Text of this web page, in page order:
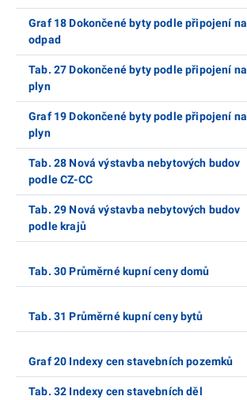
Graf 18 Dokončené byty podle připojení na
odpad
Tab. 27 Dokončené byty podle připojení na
plyn
Graf 19 Dokončené byty podle připojení na
plyn
Tab. 28 Nová výstavba nebytových budov
podle CZ-CC
Tab. 29 Nová výstavba nebytových budov
podle krajů
Tab. 30 Průměrné kupní ceny domů
Tab. 31 Průměrné kupní ceny bytů
Graf 20 Indexy cen stavebních pozemků
Tab. 32 Indexy cen stavebních děl